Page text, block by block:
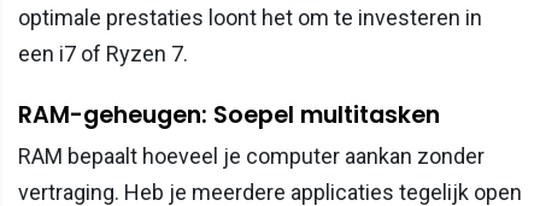
optimale prestaties loont het om te investeren in
een i7 of Ryzen 7.
RAM-geheugen: Soepel multitasken
RAM bepaalt hoeveel je computer aankan zonder
vertraging. Heb je meerdere applicaties tegelijk open